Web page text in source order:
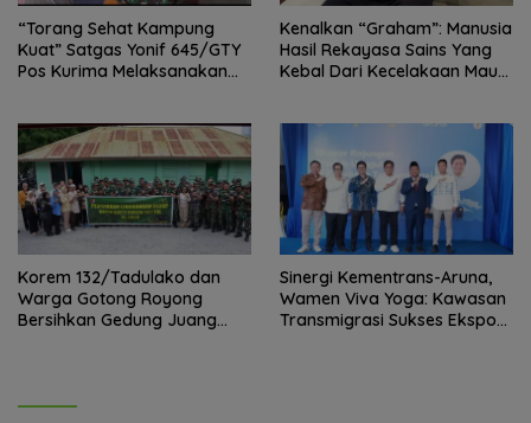
“Torang Sehat Kampung
Kuat” Satgas Yonif 645/GTY
Pos Kurima Melaksanakan
Kenalkan “Graham”: Manusia
Hasil Rekayasa Sains Yang
Kebal Dari Kecelakaan Maut
Korem 132/Tadulako dan
Warga Gotong Royong
Bersihkan Gedung Juang
Sinergi Kementrans-Aruna,
Wamen Viva Yoga: Kawasan
Transmigrasi Sukses Ekspor